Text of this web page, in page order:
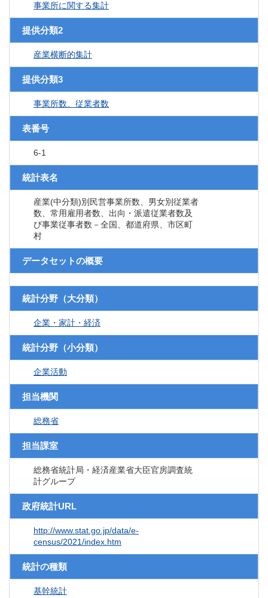
事業所に関する集計
提供分類2
産業横断的集計
提供分類3
事業所数、従業者数
表番号
6-1
統計表名
産業(中分類)別民営事業所数、男女別従業者
数、常用雇用者数、出向・派遣従業者数及
び事業従事者数－全国、都道府県、市区町
村
データセットの概要
統計分野（大分類）
企業・家計・経済
統計分野（小分類）
企業活動
担当機関
総務省
担当課室
総務省統計局・経済産業省大臣官房調査統
計グループ
政府統計URL
http://www.stat.go.jp/data/e-
census/2021/index.htm
統計の種類
基幹統計